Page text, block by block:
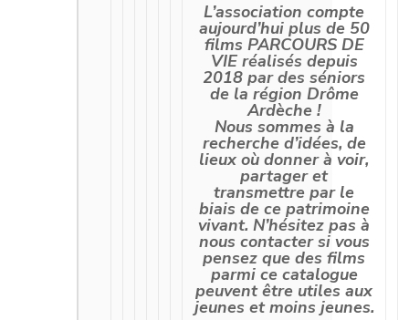
L’association compte
aujourd’hui plus de 50
films PARCOURS DE
VIEréalisés depuis
2018 par des séniors
de la région Drôme
Ardèche !
Nous sommes à la
recherche d’idées, de
lieux où donner à voir,
partager et
transmettre par le
biais de ce patrimoine
vivant. N’hésitez pas à
nous contacter si vous
pensez que des films
parmi ce catalogue
peuvent être utiles aux
jeunes et moins jeunes.